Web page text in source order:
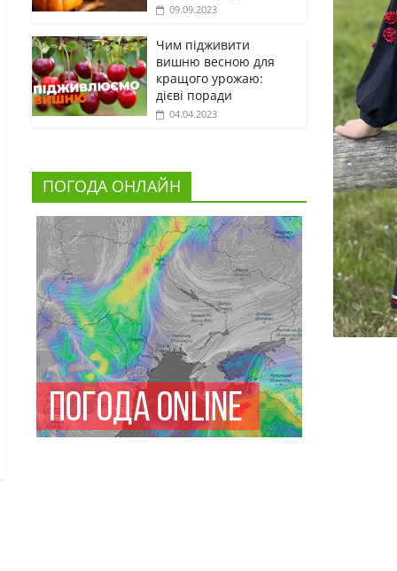
09.09.2023
Чим підживити
вишню весною для
кращого урожаю:
дієві поради
04.04.2023
ПОГОДА ОНЛАЙН